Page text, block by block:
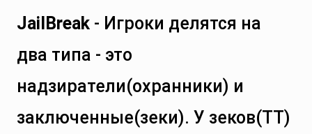
JailBreak - Игроки делятся на
два типа - это
надзиратели(охранники) и
заключенные(зеки). У зеков(ТТ)